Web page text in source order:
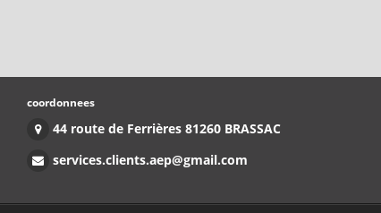
coordonnees
44 route de Ferrières 81260 BRASSAC
services.clients.aep@gmail.com